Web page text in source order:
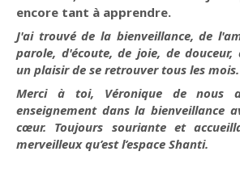
encore tant à apprendre.
J'ai trouvé de la bienveillance, de
parole, d'écoute, de joie, de douceur,
un plaisir de se retrouver tous les mois.
Merci à toi, Véronique de nous
enseignement dans la bienveillance
cœur. Toujours souriante et
merveilleux qu’est l’espace Shanti.